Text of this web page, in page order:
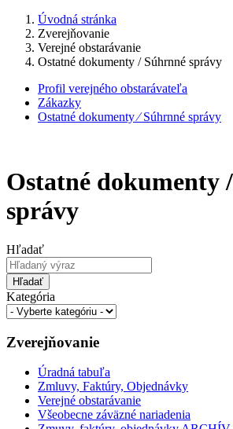
Úvodná stránka
Zverejňovanie
Verejné obstarávanie
Ostatné dokumenty / Súhrnné správy
Profil verejného obstarávateľa
Zákazky
Ostatné dokumenty ⁄ Súhrnné správy
Ostatné dokumenty
správy
Hľadať
Hľadať
Kategória
Zverejňovanie
Úradná tabuľa
Zmluvy, Faktúry, Objednávky
Verejné obstarávanie
Všeobecne záväzné nariadenia